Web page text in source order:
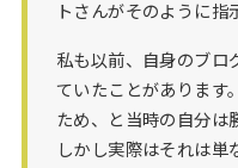
トさんがそのように指
私も以前、自身のブロ
ていたことがあります
ため、と当時の自分は
しかし実際はそれは単